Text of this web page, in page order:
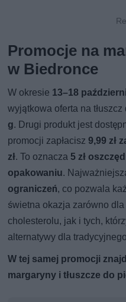
Promocje na
w Biedronce
W okresie 13–18
wyjątkowa oferta na
g. Drugi produkt jest
promocji zapłacisz9,99 zł
zł. To oznacza 5 zł
opakowaniu.
ograniczeń, co pozwala
świetna okazja zarówno
cholesterolu, jak i tych,
alternatywy dla
W tej samej promocji
margaryny i tłuszcze do